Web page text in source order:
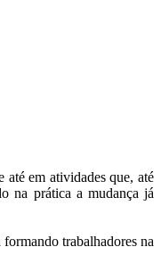
em atividades que, até
na prática a mudança já
trabalhadores na